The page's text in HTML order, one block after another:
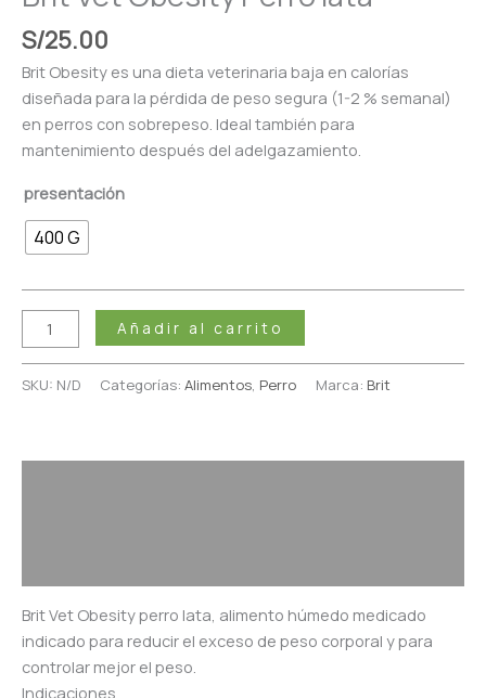
S/25.00
Brit Obesity es una dieta veterinaria baja en calorías
diseñada para la pérdida de peso segura (1-2 % semanal)
en perros con sobrepeso. Ideal también para
mantenimiento después del adelgazamiento.
presentación
400 G
Añadir al carrito
SKU: N/D Categorías: Alimentos, Perro Marca: Brit
Brit Vet Obesity perro lata, alimento húmedo medicado
indicado para reducir el exceso de peso corporal y para
controlar mejor el peso.
Indicaciones